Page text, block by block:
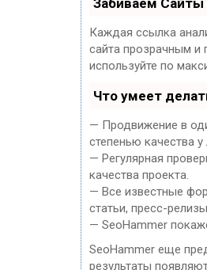
Забиваем
Каждая ссылка
сайта прозрачным и
используйте по
Что умеет
— Продвижение в
степенью качества
— Регулярная
качества проекта.
— Все известные
статьи, пресс-
— SeoHammer
SeoHammer еще
результаты